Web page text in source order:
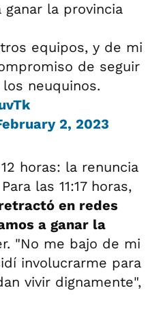
la provincia
equipos, y de mi
de seguir
neuquinos.
2, 2023
horas: la renuncia
las 11:17 horas,
en redes
a ganar la
"No me bajo de mi
involucrarme para
vivir dignamente",